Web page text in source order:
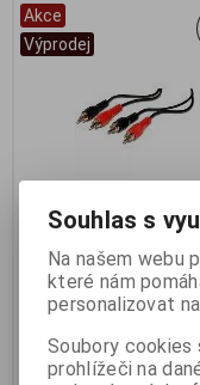
Akce
Výprodej
PremiumCord
Kabel 2xCINCH
Výrobce:Premium Cord
Katalogové číslo:
k_kjackcmm2-15
Záruka (měsíců):24
Souhlas s
Na našem webu
které nám
personalizovat
Soubory cookies
prohlížeči na